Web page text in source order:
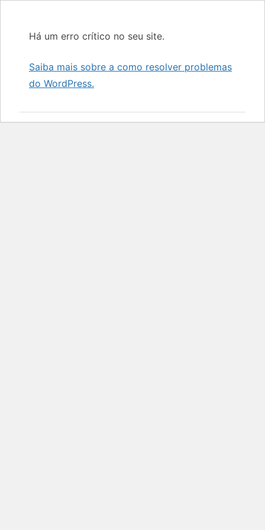
Há um erro crítico no seu site.
Saiba mais sobre a como resolver problemas
do WordPress.